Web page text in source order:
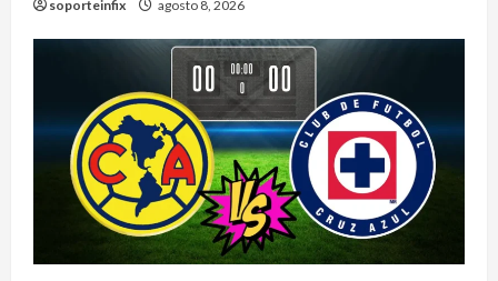
soporteinfix agosto 8, 2026